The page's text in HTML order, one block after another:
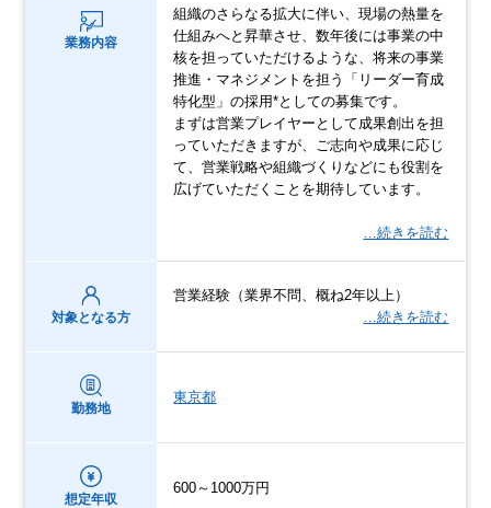
業務内容
組織のさらなる拡大に伴い、現場の熱量を
仕組みへと昇華させ、数年後には事業の中
核を担っていただけるような、将来の事業
推進・マネジメントを担う「リーダー育成
特化型」の採用*としての募集です。
まずは営業プレイヤーとして成果創出を担
っていただきますが、ご志向や成果に応じ
て、営業戦略や組織づくりなどにも役割を
広げていただくことを期待しています。
…続きを読む
対象となる方
営業経験（業界不問、概ね2年以上）
…続きを読む
勤務地
東京都
想定年収
600～1000万円